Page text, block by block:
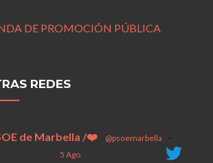
REDES
de Marbella /❤️ @psoemarbella
·
5 Ago